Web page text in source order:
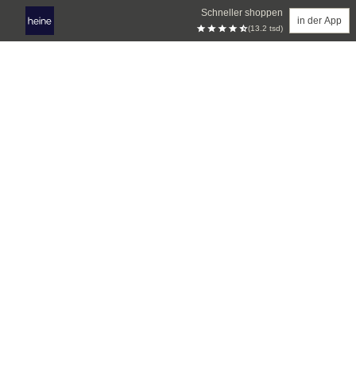
Schneller shoppen
(13.2 tsd)
in der App